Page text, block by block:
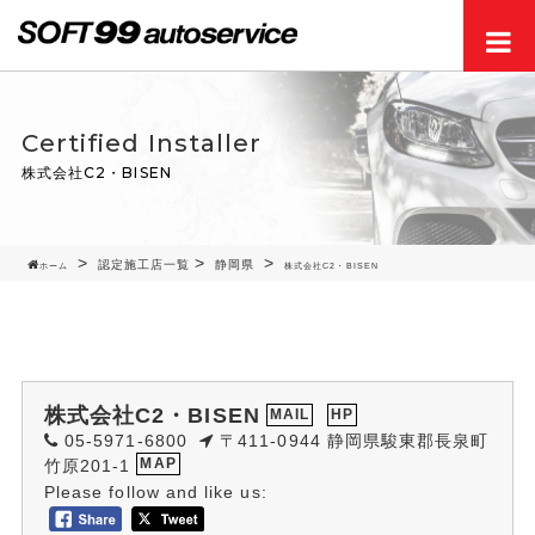
Certified Installer
株式会社C2・BISEN
ホーム 認定施工店一覧 静岡県 株式会社C2・BISEN
株式会社C2・BISEN MAIL HP
05-5971-6800
〒411-0944 静岡県駿東郡長泉町
竹原201-1
MAP
Please follow and like us: